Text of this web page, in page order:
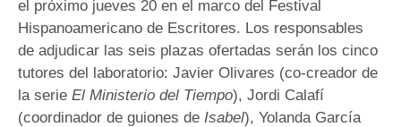
el próximo jueves 20 en el marco del Festival
Hispanoamericano de Escritores. Los responsables
de adjudicar las seis plazas ofertadas serán los cinco
tutores del laboratorio: Javier Olivares (co-creador de
la serie El Ministerio del Tiempo), Jordi Calafí
(coordinador de guiones de Isabel), Yolanda García